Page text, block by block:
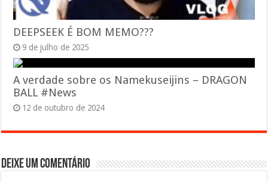
DEEPSEEK É BOM MEMO???
9 de julho de 2025
A verdade sobre os Namekuseijins – DRAGON
BALL #News
12 de outubro de 2024
Deixe um comentário